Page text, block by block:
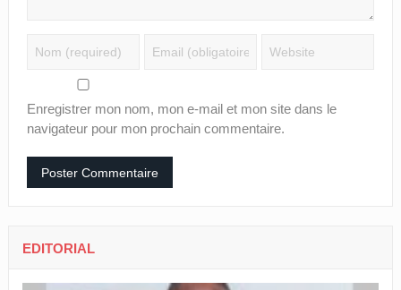
Enregistrer mon nom, mon e-mail et mon site dans le
navigateur pour mon prochain commentaire.
EDITORIAL